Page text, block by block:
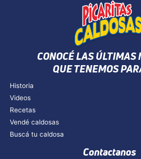
CONOCÉ LAS ÚLTIMAS
QUE TENEMOS
Historia
Videos
Recetas
Vendé caldosas
Buscá tu caldosa
Contactanos